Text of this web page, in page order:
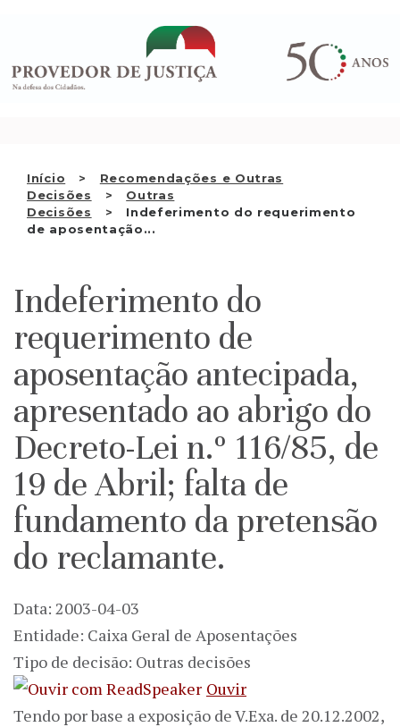
conteúdo
Início
Recomendações e Outras
Decisões
Outras
Decisões
Indeferimento do requerimento
de aposentação...
QUEM SOMOS
ATIVIDADE
RELAÇÕES INTERNACIONAIS
APRESENTAR QUEIXA
Indeferimento do
requerimento de
aposentação antecipada,
apresentado ao abrigo do
Decreto-Lei n.º 116/85, de
19 de Abril; falta de
fundamento da pretensão
do reclamante.
Data: 2003-04-03
Entidade: Caixa Geral de Aposentações
Tipo de decisão: Outras decisões
Ouvir
Tendo por base a exposição de V.Exa. de 20.12.2002,